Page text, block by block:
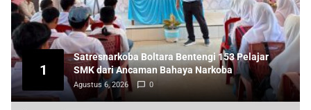
1
Satresnarkoba Boltara Bentengi 153 Pelajar
SMK dari Ancaman Bahaya Narkoba
Agustus 6, 2026 0